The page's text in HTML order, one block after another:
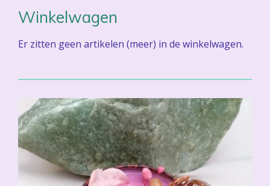
Winkelwagen
Er zitten geen artikelen (meer) in de winkelwagen.